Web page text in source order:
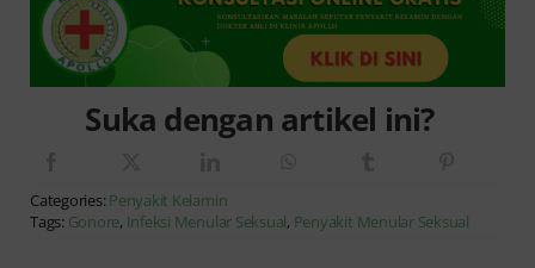
Suka dengan artikel ini?
Categories: Penyakit Kelamin
Tags: Gonore, Infeksi Menular Seksual, Penyakit Menular Seksual